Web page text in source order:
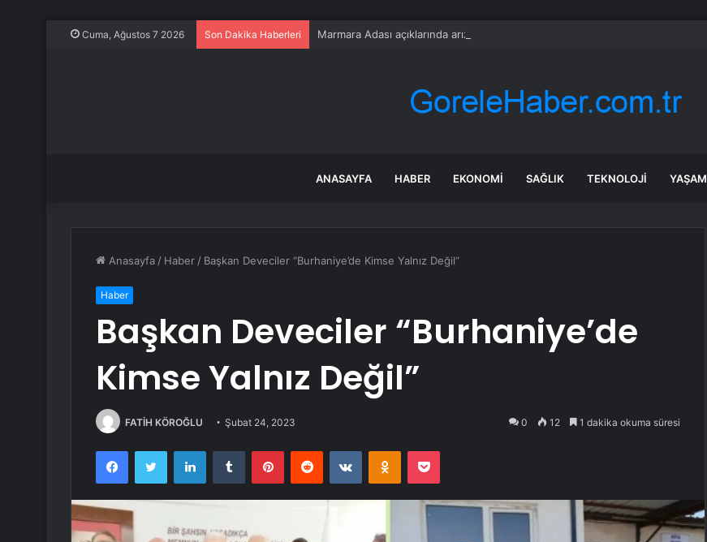
Cuma, Ağustos 7 2026 Son Dakika Haberleri Marmara Adası açıklarında arızalanan tekne kurtarıldı
ANASAYFA HABER EKONOMI SAĞLIK TEKNOLOJI YAŞAM
Anasayfa / Haber / Başkan Deveciler “Burhaniye’de Kimse Yalnız Değil”
Haber
Başkan Deveciler “Burhaniye’de
Kimse Yalnız Değil”
FATİH KÖROĞLU Şubat 24, 2023 0 12 1 dakika okuma süresi
FacebookTwitter LinkedInTumblr PinterestReddit VKontakteOdnoklassniki
Pocket